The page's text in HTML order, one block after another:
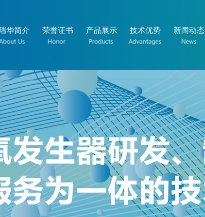
华简介 荣誉证书 产品展示 技术优势 新闻动态